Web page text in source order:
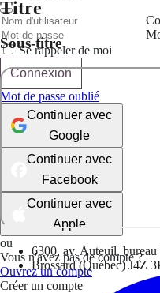
Titre
Sous-titre
6300, av. Auteuil, bureau
Brossard (Québec) J4Z
Se rappeler de moi
Connexion
Mot de passe oublié
Continuer avec
Google
Continuer avec
Facebook
Continuer avec
Apple
ou
Vous n'avez pas de compte ?
Ouvrez un compte
Créer un compte